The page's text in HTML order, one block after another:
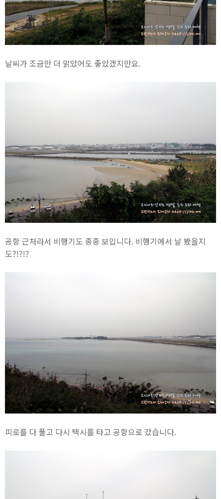
날씨가 조금만 더 맑았어도 좋았겠지만요.
공항 근처라서 비행기도 종종 보입니다. 비행기에서 날 봤을지
도?!?!?
피로를 다 풀고 다시 택시를 타고 공항으로 갔습니다.